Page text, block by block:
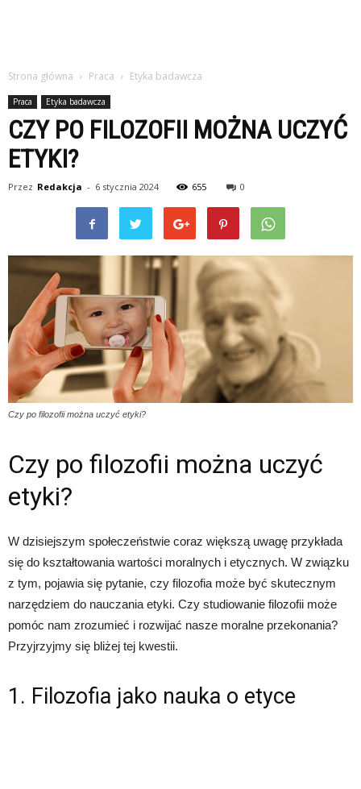
Strona główna Praca Etyka badawcza
Praca Etyka badawcza
CZY PO FILOZOFII MOŻNA UCZYĆ
ETYKI?
Przez Redakcja - 6 stycznia 2024 655 0
Czy po filozofii można uczyć etyki?
Czy po filozofii można uczyć
etyki?
W dzisiejszym społeczeństwie coraz większą uwagę przykłada
się do kształtowania wartości moralnych i etycznych. W związku
z tym, pojawia się pytanie, czy filozofia może być skutecznym
narzędziem do nauczania etyki. Czy studiowanie filozofii może
pomóc nam zrozumieć i rozwijać nasze moralne przekonania?
Przyjrzyjmy się bliżej tej kwestii.
1. Filozofia jako nauka o etyce